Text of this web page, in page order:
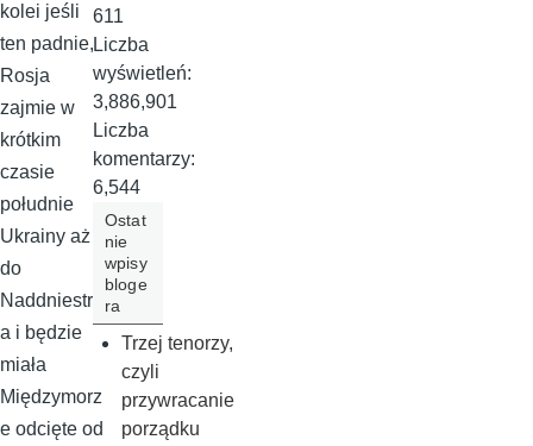
kolei jeśli
ten padnie,
Rosja
zajmie w
krótkim
czasie
południe
Ukrainy aż
do
Naddniestrz
a i będzie
miała
Międzymorz
e odcięte od
611
Liczba
wyświetleń:
3,886,901
Liczba
komentarzy:
6,544
Ostat
nie
wpisy
bloge
ra
Trzej tenorzy,
czyli
przywracanie
porządku